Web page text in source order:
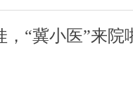
，“冀小医”来